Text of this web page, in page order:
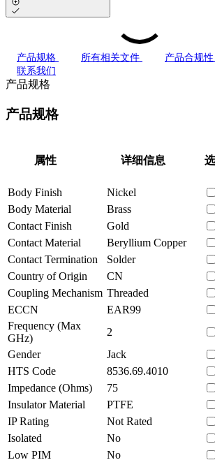
产品规格 所有相关文件 产品合规性
联系我们
产品规格
产品规格
属性 详细信息
Body Finish
Nickel
Body Material
Brass
Contact Finish
Gold
Contact Material
Beryllium Copper
Contact Termination
Solder
Country of Origin
CN
Coupling Mechanism Threaded
ECCN
EAR99
Frequency (Max
GHz)
2
Gender
Jack
HTS Code
8536.69.4010
Impedance (Ohms)
75
Insulator Material
PTFE
IP Rating
Not Rated
Isolated
No
Low PIM
No